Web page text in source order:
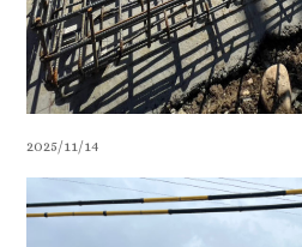
2025/11/14